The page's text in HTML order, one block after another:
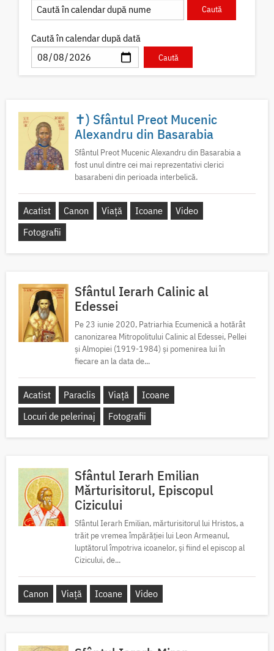
Caută în calendar după dată
✝) Sfântul Preot Mucenic
Alexandru din Basarabia
Sfântul Preot Mucenic Alexandru din Basarabia a
fost unul dintre cei mai reprezentativi clerici
basarabeni din perioada interbelică.
Acatist Canon Viață Icoane
Video
Fotografii
Sfântul Ierarh Calinic al
Edessei
Pe 23 iunie 2020, Patriarhia Ecumenică a hotărât
canonizarea Mitropolitului Calinic al Edessei, Pellei
și Almopiei (1919-1984) și pomenirea lui în
fiecare an la data de...
Acatist Paraclis Viață
Icoane
Locuri de pelerinaj
Fotografii
Sfântul Ierarh Emilian
Mărturisitorul, Episcopul
Cizicului
Sfântul Ierarh Emilian, mărturisitorul lui Hristos, a
trăit pe vremea împărăției lui Leon Armeanul,
luptătorul împotriva icoanelor, și fiind el episcop al
Cizicului, de...
Canon Viață Icoane Video